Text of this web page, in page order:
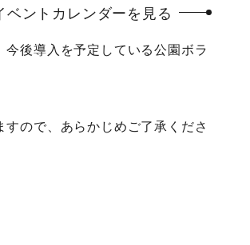
ベントカレンダーを見る
後導入を予定している公園ボラ
ので、あらかじめご了承くださ